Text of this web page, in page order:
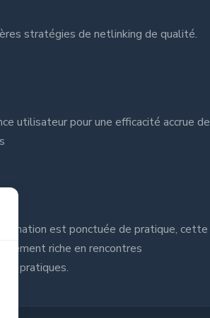
stratégies de netlinking de qualité.
utilisateur pour une efficacité accrue de
formation est ponctuée de pratique, cette
riche en rencontres
pratiques.